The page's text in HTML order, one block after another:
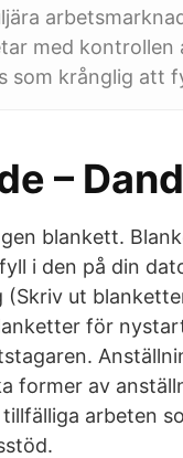
med
som krånglig att
–
blankett.
i den på din
(Skriv ut
för
former av
arbeten